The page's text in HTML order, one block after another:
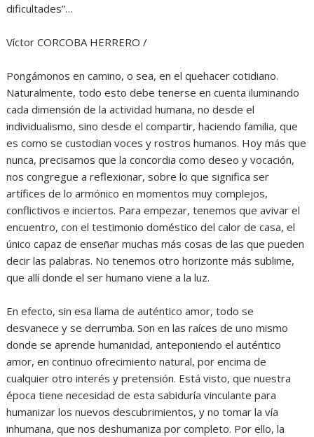
dificultades”…
Víctor CORCOBA HERRERO /
Pongámonos en camino, o sea, en el quehacer cotidiano.
Naturalmente, todo esto debe tenerse en cuenta iluminando
cada dimensión de la actividad humana, no desde el
individualismo, sino desde el compartir, haciendo familia, que
es como se custodian voces y rostros humanos. Hoy más que
nunca, precisamos que la concordia como deseo y vocación,
nos congregue a reflexionar, sobre lo que significa ser
artífices de lo armónico en momentos muy complejos,
conflictivos e inciertos. Para empezar, tenemos que avivar el
encuentro, con el testimonio doméstico del calor de casa, el
único capaz de enseñar muchas más cosas de las que pueden
decir las palabras. No tenemos otro horizonte más sublime,
que allí donde el ser humano viene a la luz.
En efecto, sin esa llama de auténtico amor, todo se
desvanece y se derrumba. Son en las raíces de uno mismo
donde se aprende humanidad, anteponiendo el auténtico
amor, en continuo ofrecimiento natural, por encima de
cualquier otro interés y pretensión. Está visto, que nuestra
época tiene necesidad de esta sabiduría vinculante para
humanizar los nuevos descubrimientos, y no tomar la vía
inhumana, que nos deshumaniza por completo. Por ello, la